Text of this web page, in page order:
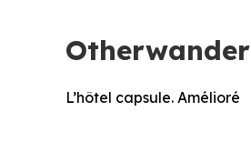
L’hôtel capsule. Amélioré